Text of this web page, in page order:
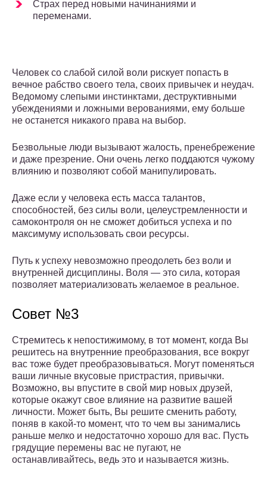
Страх перед новыми начинаниями и
переменами.
Человек со слабой силой воли рискует попасть в
вечное рабство своего тела, своих привычек и неудач.
Ведомому слепыми инстинктами, деструктивными
убеждениями и ложными верованиями, ему больше
не останется никакого права на выбор.
Безвольные люди вызывают жалость, пренебрежение
и даже презрение. Они очень легко поддаются чужому
влиянию и позволяют собой манипулировать.
Даже если у человека есть масса талантов,
способностей, без силы воли, целеустремленности и
самоконтроля он не сможет добиться успеха и по
максимуму использовать свои ресурсы.
Путь к успеху невозможно преодолеть без воли и
внутренней дисциплины. Воля — это сила, которая
позволяет материализовать желаемое в реальное.
Совет №3
Стремитесь к непостижимому, в тот момент, когда Вы
решитесь на внутренние преобразования, все вокруг
вас тоже будет преобразовываться. Могут поменяться
ваши личные вкусовые пристрастия, привычки.
Возможно, вы впустите в свой мир новых друзей,
которые окажут свое влияние на развитие вашей
личности. Может быть, Вы решите сменить работу,
поняв в какой-то момент, что то чем вы занимались
раньше мелко и недостаточно хорошо для вас. Пусть
грядущие перемены вас не пугают, не
останавливайтесь, ведь это и называется жизнь.